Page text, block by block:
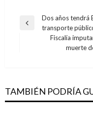
Navegación
Entrada
Dos años tendrá
transporte
Fiscalía
muerte
TAMBIÉN PODRÍA